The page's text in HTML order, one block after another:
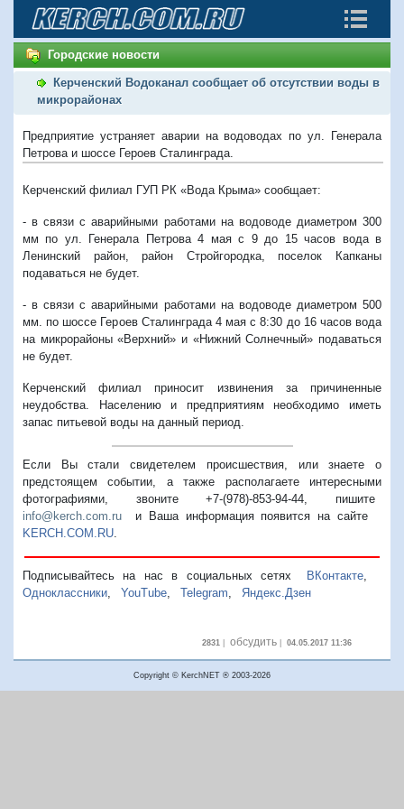
Городские новости
Керченский Водоканал сообщает об отсутствии воды в
микрорайонах
Предприятие устраняет аварии на водоводах по ул. Генерала
Петрова и шоссе Героев Сталинграда.
Керченский филиал ГУП РК «Вода Крыма» сообщает:
- в связи с аварийными работами на водоводе диаметром 300
мм по ул. Генерала Петрова 4 мая с 9 до 15 часов вода в
Ленинский район, район Стройгородка, поселок Капканы
подаваться не будет.
- в связи с аварийными работами на водоводе диаметром 500
мм. по шоссе Героев Сталинграда 4 мая с 8:30 до 16 часов вода
на микрорайоны «Верхний» и «Нижний Солнечный» подаваться
не будет.
Керченский филиал приносит извинения за причиненные
неудобства. Населению и предприятиям необходимо иметь
запас питьевой воды на данный период.
Если Вы стали свидетелем происшествия, или знаете о
предстоящем событии, а также располагаете интересными
фотографиями, звоните +7-(978)-853-94-44, пишите
info@kerch.com.ru и Ваша информация появится на сайте
KERCH.COM.RU
Подписывайтесь на нас в социальных сетях ВКонтакте,
Одноклассники
YouTube Telegram Яндекс.Дзен
2831 обсудить| 04.05.2017 11:36
Copyright © KerchNET ® 2003-2026